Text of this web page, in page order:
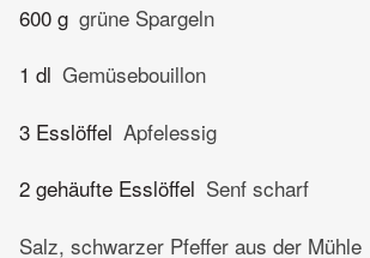
600 g grüne Spargeln
1 dl Gemüsebouillon
3 Esslöffel Apfelessig
2 gehäufte Esslöffel Senf scharf
Salz, schwarzer Pfeffer aus der Mühle